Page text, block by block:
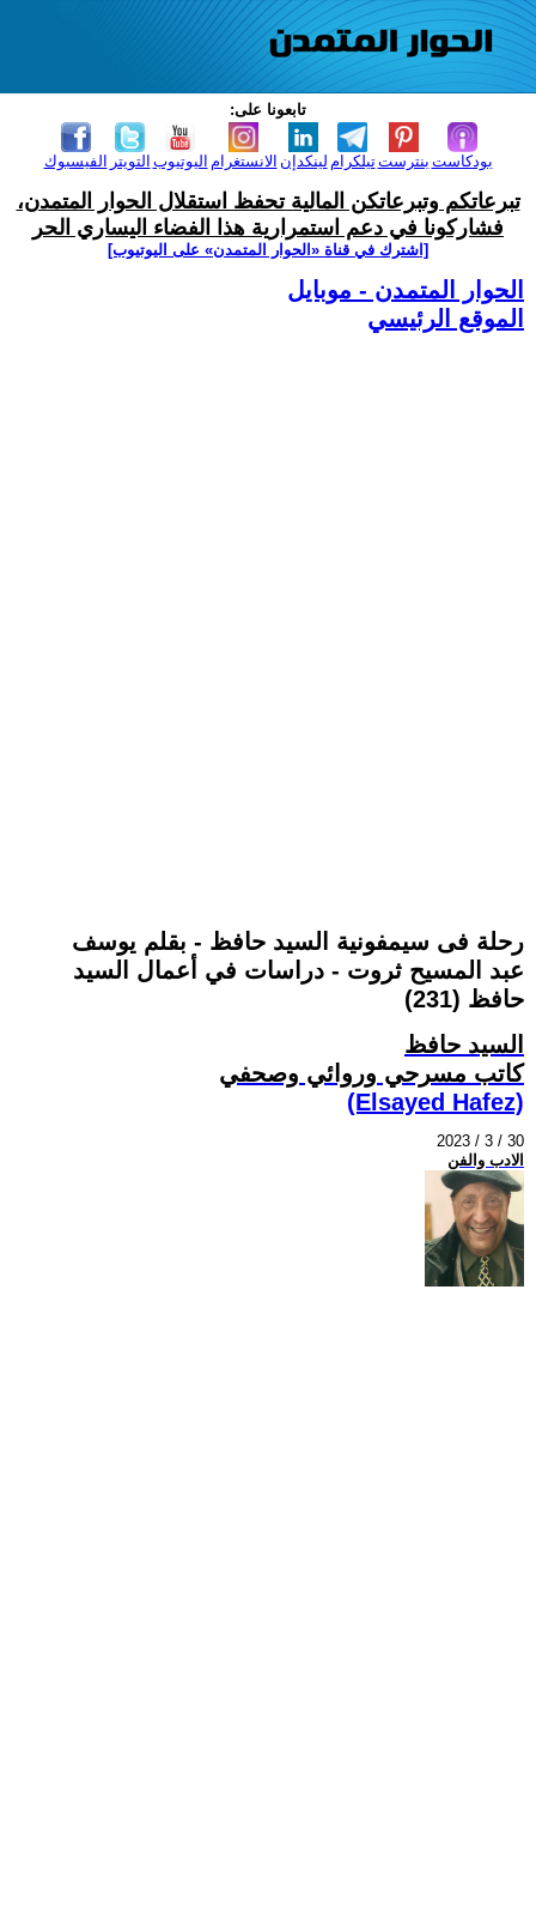
تابعونا على:
الفيسبوك التويتر اليوتيوب الانستغرام لينكدإن تيلكرامبنترست بودكاست
تبرعاتكم وتبرعاتكن المالية تحفظ استقلال الحوار المتمدن،
فشاركونا في دعم استمرارية هذا الفضاء اليساري الحر
[اشترك في قناة ‫«الحوار المتمدن» على اليوتيوب]
الحوار المتمدن - موبايل
الموقع الرئيسي
رحلة فى سيمفونية السيد حافظ - بقلم يوسف
عبد المسيح ثروت - دراسات في أعمال السيد
حافظ (231)
السيد حافظ
كاتب مسرحي وروائي وصحفي
(Elsayed Hafez)
2023 / 3 / 30
الادب والفن